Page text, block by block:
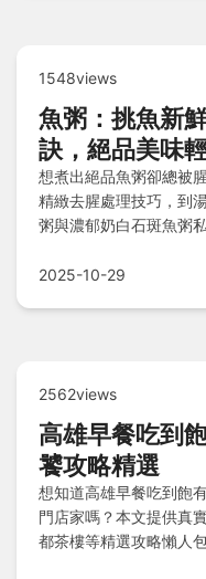
1548views
魚粥：挑魚新
訣，絕品美味
想煮出絕品魚粥卻總被
精緻去腥處理技巧，到
粥與濃郁奶白石斑魚粥
出完美滋味！
2025-10-29
2562views
高雄早餐吃到
饕攻略精選
想知道高雄早餐吃到飽
門店家嗎？本文提供真
都茶樓等精選攻略懶人